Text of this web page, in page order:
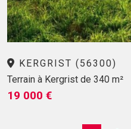
KERGRIST (56300)
Terrain à Kergrist de 340 m²
19 000 €